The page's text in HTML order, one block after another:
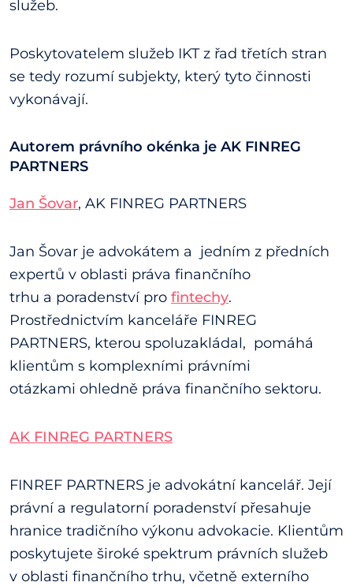
služeb.
Poskytovatelem služeb IKT z řad třetích stran
se tedy rozumí subjekty, který tyto činnosti
vykonávají.
Autorem právního okénka je AK FINREG
PARTNERS
Jan Šovar, AK FINREG PARTNERS
Jan Šovar je advokátem a jedním z předních
expertů v oblasti práva finančního
trhu a poradenství pro fintechy.
Prostřednictvím kanceláře FINREG
PARTNERS, kterou spoluzakládal, pomáhá
klientům s komplexními právními
otázkami ohledně práva finančního sektoru.
AK FINREG PARTNERS
FINREF PARTNERS je advokátní kancelář. Její
právní a regulatorní poradenství přesahuje
hranice tradičního výkonu advokacie. Klientům
poskytujete široké spektrum právních služeb
v oblasti finančního trhu, včetně externího